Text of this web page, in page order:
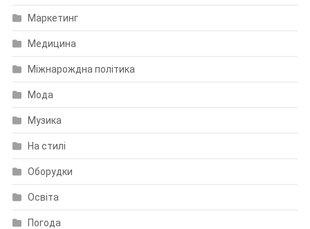
Маркетинг
Медицина
Міжнарождна політика
Мода
Музика
На стилі
Оборудки
Освіта
Погода